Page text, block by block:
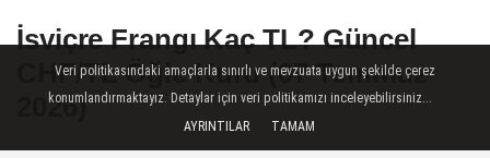
İsviçre Frangı Kaç TL? Güncel
CHF/TL Öğle Kuru (07 Temmuz
2026)
Veri politikasındaki amaçlarla sınırlı ve mevzuata uygun şekilde çerez
konumlandırmaktayız. Detaylar için veri politikamızı inceleyebilirsiniz...
AYRINTILAR
TAMAM